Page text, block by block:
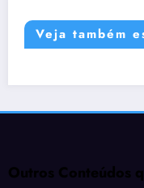
Veja também
Outros Conteúdos